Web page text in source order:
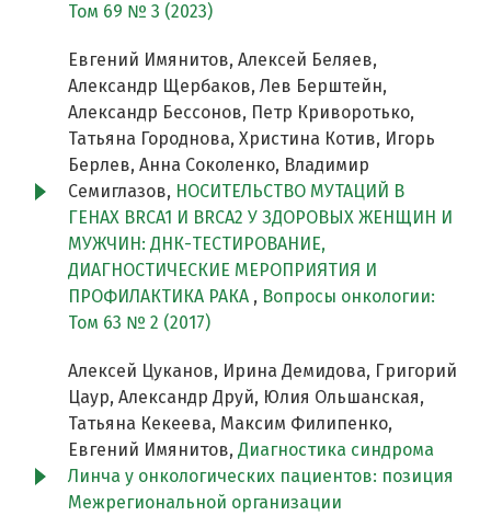
Том 69 № 3 (2023)
Евгений Имянитов, Алексей Беляев,
Александр Щербаков, Лев Берштейн,
Александр Бессонов, Петр Криворотько,
Татьяна Городнова, Христина Котив, Игорь
Берлев, Анна Соколенко, Владимир
Семиглазов, НОСИТЕЛЬСТВО МУТАЦИЙ В
ГЕНАХ BRCA1 И BRCA2 У ЗДОРОВЫХ ЖЕНЩИН И
МУЖЧИН: ДНК-ТЕСТИРОВАНИЕ,
ДИАГНОСТИЧЕСКИЕ МЕРОПРИЯТИЯ И
ПРОФИЛАКТИКА РАКА , Вопросы онкологии:
Том 63 № 2 (2017)
Алексей Цуканов, Ирина Демидова, Григорий
Цаур, Александр Друй, Юлия Ольшанская,
Татьяна Кекеева, Максим Филипенко,
Евгений Имянитов, Диагностика синдрома
Линча у онкологических пациентов: позиция
Межрегиональной организации